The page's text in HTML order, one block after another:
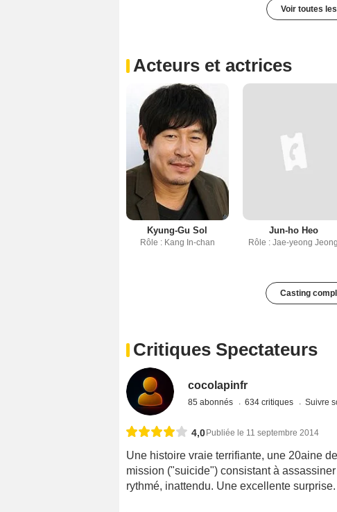
Voir toutes
Acteurs et actrices
Kyung-Gu Sol
Rôle : Kang In-chan
Jun-ho Heo
Rôle : Jae-yeong Jeong
Casting
Critiques Spectateurs
cocolapinfr
85 abonnés 634 critiques Suivre
4,0 Publiée le 11 septembre 2014
Une histoire vraie terrifiante, une 20aine
mission ("suicide") consistant à
rythmé, inattendu. Une excellente surprise.